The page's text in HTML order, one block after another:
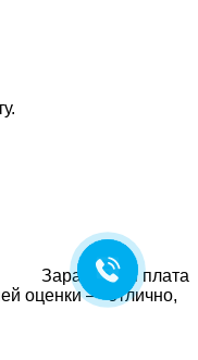
Заработная плата
оценки — отлично,